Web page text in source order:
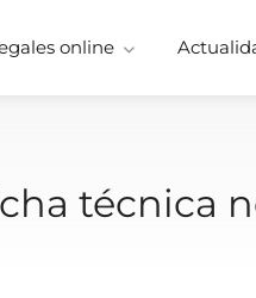
online
técnica